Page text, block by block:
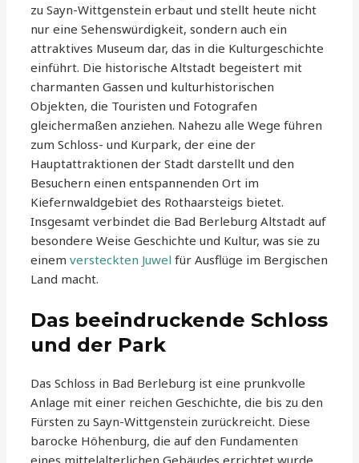
zu Sayn-Wittgenstein erbaut und stellt heute nicht
nur eine Sehenswürdigkeit, sondern auch ein
attraktives Museum dar, das in die Kulturgeschichte
einführt. Die historische Altstadt begeistert mit
charmanten Gassen und kulturhistorischen
Objekten, die Touristen und Fotografen
gleichermaßen anziehen. Nahezu alle Wege führen
zum Schloss- und Kurpark, der eine der
Hauptattraktionen der Stadt darstellt und den
Besuchern einen entspannenden Ort im
Kiefernwaldgebiet des Rothaarsteigs bietet.
Insgesamt verbindet die Bad Berleburg Altstadt auf
besondere Weise Geschichte und Kultur, was sie zu
einemversteckten Juwel für Ausflüge im Bergischen
Land macht.
Das beeindruckende Schloss
und der Park
Das Schloss in Bad Berleburg ist eine prunkvolle
Anlage mit einer reichen Geschichte, die bis zu den
Fürsten zu Sayn-Wittgenstein zurückreicht. Diese
barocke Höhenburg, die auf den Fundamenten